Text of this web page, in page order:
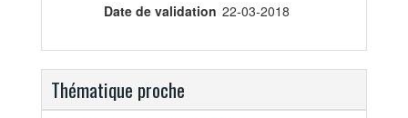
Date de validation 22-03-2018
Thématique proche